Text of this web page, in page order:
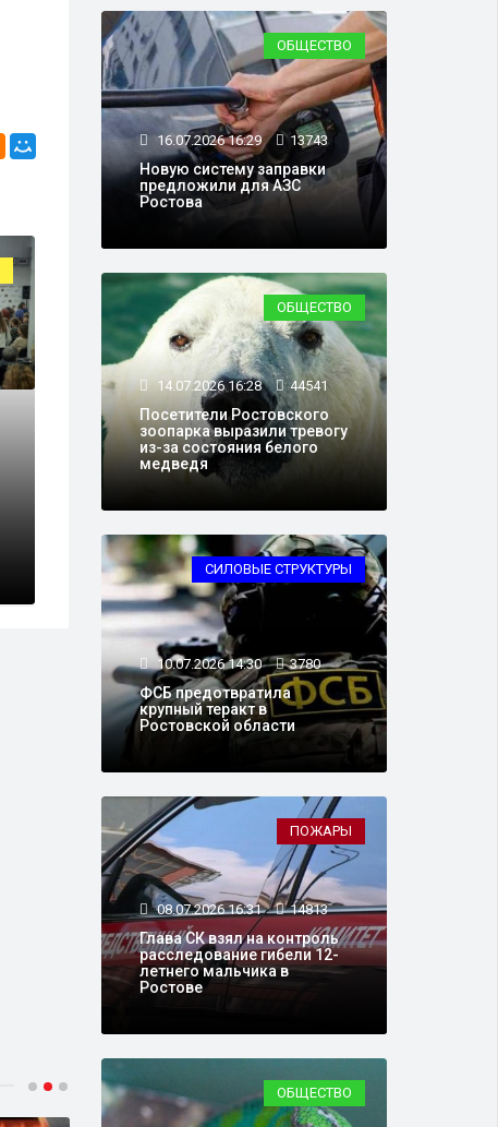
ОБЩЕСТВО
16.07.2026 16:29 13743
Новую систему заправки
предложили для АЗС
Ростова
ОБЩЕСТВО
14.07.2026 16:28 44541
Посетители Ростовского
зоопарка выразили тревогу
из-за состояния белого
медведя
СИЛОВЫЕ СТРУКТУРЫ
10.07.2026 14:30 3780
ФСБ предотвратила
крупный теракт в
Ростовской области
ПОЖАРЫ
08.07.2026 16:31 14813
Глава СК взял на контроль
расследование гибели 12-
летнего мальчика в
Ростове
ОБЩЕСТВО